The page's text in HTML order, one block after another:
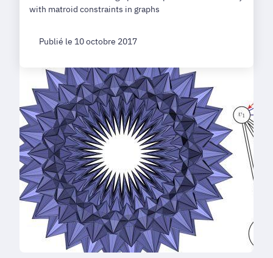
with matroid constraints in graphs
Publié le 10 octobre 2017